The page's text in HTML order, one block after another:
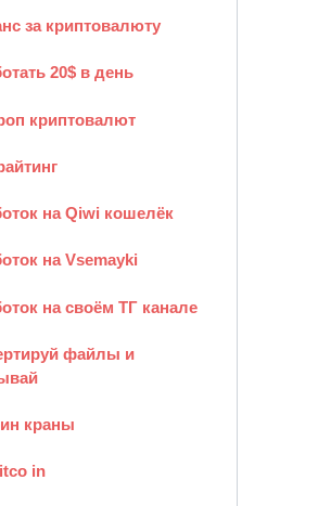
за криптовалюту
20$ в день
криптовалют
на Qiwi кошелёк
на Vsemayki
на своём ТГ канале
файлы и
краны
in